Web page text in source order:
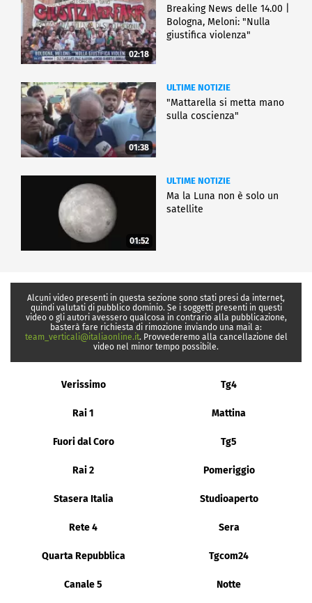
02:18
Breaking News delle 14.00 |
Bologna, Meloni: "Nulla
giustifica violenza"
01:38
ULTIME NOTIZIE
"Mattarella si metta mano
sulla coscienza"
01:52
ULTIME NOTIZIE
Ma la Luna non è solo un
satellite
Alcuni video presenti in questa sezione sono stati presi da internet,
quindi valutati di pubblico dominio. Se i soggetti presenti in questi
video o gli autori avessero qualcosa in contrario alla pubblicazione,
basterà fare richiesta di rimozione inviando una mail a:
team_verticali@italiaonline.it. Provvederemo alla cancellazione del
video nel minor tempo possibile.
Verissimo Tg4
Rai 1 Mattina
Fuori dal Coro Tg5
Rai 2 Pomeriggio
Stasera Italia Studioaperto
Rete 4 Sera
Quarta Repubblica Tgcom24
Canale 5 Notte